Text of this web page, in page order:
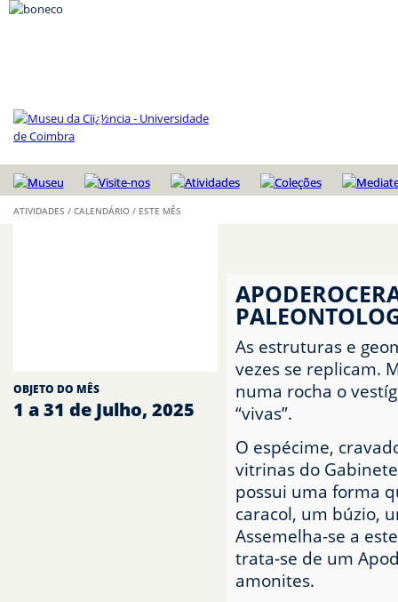
ATIVIDADES / CALENDÁRIO / ESTE MÊS
CALENDÁRIO
OBJETO DO MÊS
1 a 31 de Julho, 2025
As estruturas e
vezes se replicam.
numa rocha o
“vivas”.
O espécime,
vitrinas do
possui uma forma
caracol, um búzio,
Assemelha-se a
trata-se de um
amonites.